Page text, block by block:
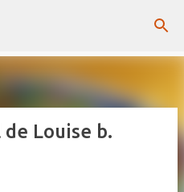
Louise b.